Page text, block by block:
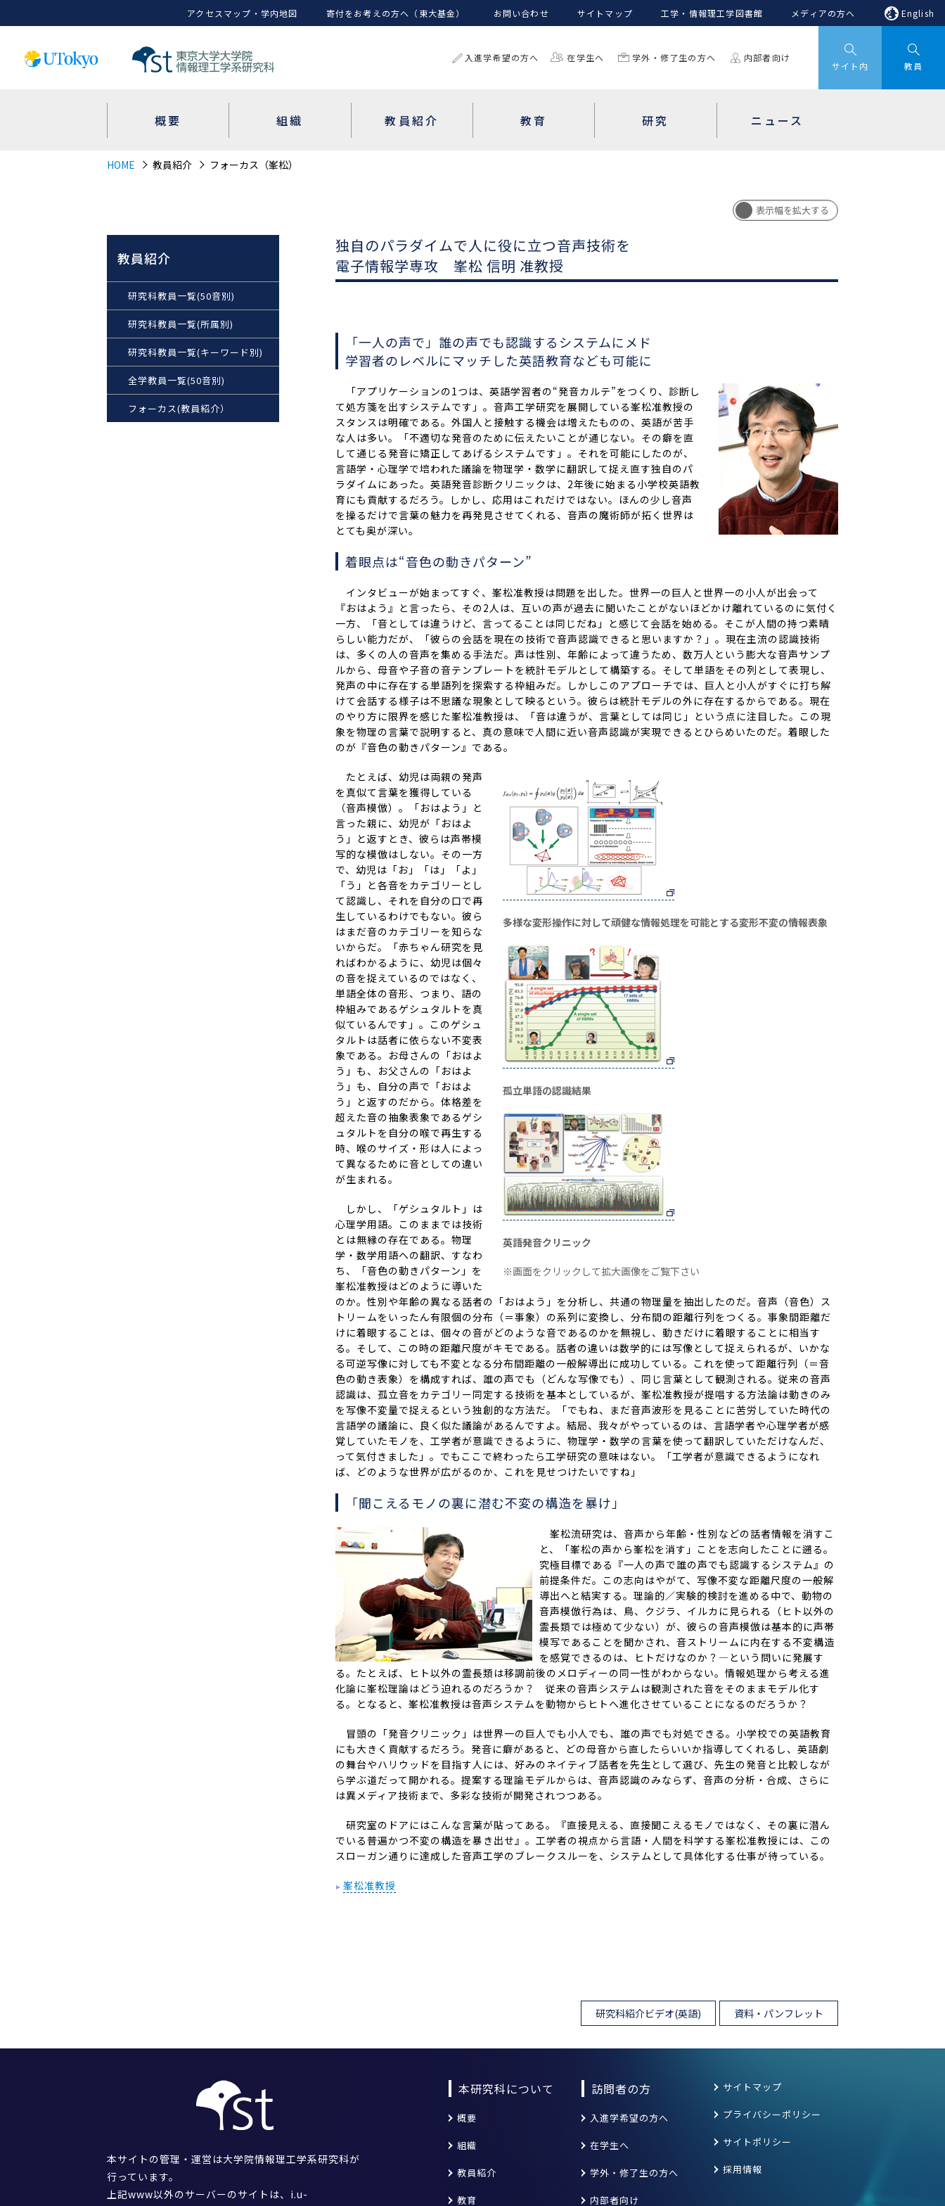
アクセスマップ・学内地図 寄付をお考えの方へ（東大基金） お問い合わせ サイトマップ 工学・情報理工学図書館 メディアの方へ English
入進学希望の方へ 在学生へ 学外・修了生の方へ 内部者向け
サイト内 教員
概要 組織 教員紹介 教育 研究 ニュース
HOME 教員紹介 フォーカス（峯松）
独自のパラダイムで人に役に立つ音声技術を
電子情報学専攻 峯松 信明 准教授
「一人の声で」誰の声でも認識するシステムにメド
学習者のレベルにマッチした英語教育なども可能に
「アプリケーションの1つは、英語学習者の“発音カルテ”をつくり、診断し
て処方箋を出すシステムです」。音声工学研究を展開している峯松准教授の
スタンスは明確である。外国人と接触する機会は増えたものの、英語が苦手
な人は多い。「不適切な発音のために伝えたいことが通じない。その癖を直
して通じる発音に矯正してあげるシステムです」。それを可能にしたのが、
言語学・心理学で培われた議論を物理学・数学に翻訳して捉え直す独自のパ
ラダイムにあった。英語発音診断クリニックは、2年後に始まる小学校英語教
育にも貢献するだろう。しかし、応用はこれだけではない。ほんの少し音声
を操るだけで言葉の魅力を再発見させてくれる、音声の魔術師が拓く世界は
とても奥が深い。
着眼点は“音色の動きパターン”
インタビューが始まってすぐ、峯松准教授は問題を出した。世界一の巨人と世界一の小人が出会って
『おはよう』と言ったら、その2人は、互いの声が過去に聞いたことがないほどかけ離れているのに気付く
一方、「音としては違うけど、言ってることは同じだね」と感じて会話を始める。そこが人間の持つ素晴
らしい能力だが、「彼らの会話を現在の技術で音声認識できると思いますか？」。現在主流の認識技術
は、多くの人の音声を集める手法だ。声は性別、年齢によって違うため、数万人という膨大な音声サンプ
ルから、母音や子音の音テンプレートを統計モデルとして構築する。そして単語をその列として表現し、
発声の中に存在する単語列を探索する枠組みだ。しかしこのアプローチでは、巨人と小人がすぐに打ち解
けて会話する様子は不思議な現象として映るという。彼らは統計モデルの外に存在するからである。現在
のやり方に限界を感じた峯松准教授は、「音は違うが、言葉としては同じ」という点に注目した。この現
象を物理の言葉で説明すると、真の意味で人間に近い音声認識が実現できるとひらめいたのだ。着眼した
のが『音色の動きパターン』である。
多様な変形操作に対して頑健な情報処理を可能とする変形不変の情報表象
孤立単語の認識結果
英語発音クリニック
※画面をクリックして拡大画像をご覧下さい
たとえば、幼児は両親の発声
を真似て言葉を獲得している
（音声模倣）。「おはよう」と
言った親に、幼児が「おはよ
う」と返すとき、彼らは声帯模
写的な模倣はしない。その一方
で、幼児は「お」「は」「よ」
「う」と各音をカテゴリーとし
て認識し、それを自分の口で再
生しているわけでもない。彼ら
はまだ音のカテゴリーを知らな
いからだ。「赤ちゃん研究を見
ればわかるように、幼児は個々
の音を捉えているのではなく、
単語全体の音形、つまり、語の
枠組みであるゲシュタルトを真
似ているんです」。このゲシュ
タルトは話者に依らない不変表
象である。お母さんの「おはよ
う」も、お父さんの「おはよ
う」も、自分の声で「おはよ
う」と返すのだから。体格差を
超えた音の抽象表象であるゲシ
ュタルトを自分の喉で再生する
時、喉のサイズ・形は人によっ
て異なるために音としての違い
が生まれる。
しかし、「ゲシュタルト」は
心理学用語。このままでは技術
とは無縁の存在である。物理
学・数学用語への翻訳、すなわ
ち、「音色の動きパターン」を
峯松准教授はどのように導いた
のか。性別や年齢の異なる話者の「おはよう」を分析し、共通の物理量を抽出したのだ。音声（音色）ス
トリームをいったん有限個の分布（＝事象）の系列に変換し、分布間の距離行列をつくる。事象間距離だ
けに着眼することは、個々の音がどのような音であるのかを無視し、動きだけに着眼することに相当す
る。そして、この時の距離尺度がキモである。話者の違いは数学的には写像として捉えられるが、いかな
る可逆写像に対しても不変となる分布間距離の一般解導出に成功している。これを使って距離行列（＝音
色の動き表象）を構成すれば、誰の声でも（どんな写像でも）、同じ言葉として観測される。従来の音声
認識は、孤立音をカテゴリー同定する技術を基本としているが、峯松准教授が提唱する方法論は動きのみ
を写像不変量で捉えるという独創的な方法だ。「でもね、まだ音声波形を 見る ことに苦労していた時代の
言語学の議論に、良く似た議論があるんですよ。結局、我々がやっているのは、言語学者や心理学者が感
覚していたモノを、工学者が意識できるように、物理学・数学の言葉を使って翻訳していただけなんだ、
って気付きました」。でもここで終わったら工学研究の意味はない。「工学者が意識できるようになれ
ば、どのような世界が広がるのか、これを見せつけたいですね」
「聞こえるモノの裏に潜む不変の構造を暴け」
峯松流研究は、音声から年齢・性別などの話者情報を消すこ
と、「峯松の声から峯松を消す」ことを志向したことに遡る。
究極目標である『一人の声で誰の声でも認識するシステム』の
前提条件だ。この志向はやがて、写像不変な距離尺度の一般解
導出へと結実する。理論的／実験的検討を進める中で、動物の
音声模倣行為は、鳥、クジラ、イルカに見られる（ヒト以外の
霊長類では極めて少ない）が、彼らの音声模倣は基本的に声帯
模写であることを聞かされ、音ストリームに内在する不変構造
を感覚できるのは、ヒトだけなのか？―という問いに発展す
る。たとえば、ヒト以外の霊長類は移調前後のメロディーの同一性がわからない。情報処理から考える進
化論に峯松理論はどう迫れるのだろうか？ 従来の音声システムは観測された音をそのままモデル化す
る。となると、峯松准教授は音声システムを動物からヒトへ進化させていることになるのだろうか？
冒頭の「発音クリニック」は世界一の巨人でも小人でも、誰の声でも対処できる。小学校での英語教育
にも大きく貢献するだろう。発音に癖があると、どの母音から直したらいいか指導してくれるし、英語劇
の舞台やハリウッドを目指す人には、好みのネイティブ話者を先生として選び、先生の発音と比較しなが
ら学ぶ道だって開かれる。提案する理論モデルからは、音声認識のみならず、音声の分析・合成、さらに
は異メディア技術まで、多彩な技術が開発されつつある。
研究室のドアにはこんな言葉が貼ってある。『直接見える、直接聞こえるモノではなく、その裏に潜ん
でいる普遍かつ不変の構造を暴き出せ』。工学者の視点から言語・人間を科学する峯松准教授には、この
スローガン通りに達成した音声工学のブレークスルーを、システムとして具体化する仕事が待っている。
峯松准教授
教員紹介
研究科教員一覧(50音別)
研究科教員一覧(所属別)
研究科教員一覧(キーワード別)
全学教員一覧(50音別)
フォーカス(教員紹介）
研究科紹介ビデオ(英語) 資料・パンフレット
本サイトの管理・運営は大学院情報理工学系研究科が
行っています。
上記www以外のサーバーのサイトは、i.u-
本研究科について
概要
組織
教員紹介
教育
訪問者の方
入進学希望の方へ
在学生へ
学外・修了生の方へ
内部者向け
サイトマップ
プライバシーポリシー
サイトポリシー
採用情報